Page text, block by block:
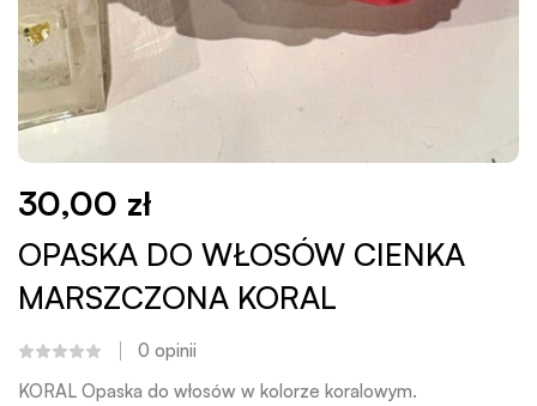
30,00 zł
OPASKA DO WŁOSÓW CIENKA
MARSZCZONA KORAL
0 opinii
KORAL Opaska do włosów w kolorze koralowym.